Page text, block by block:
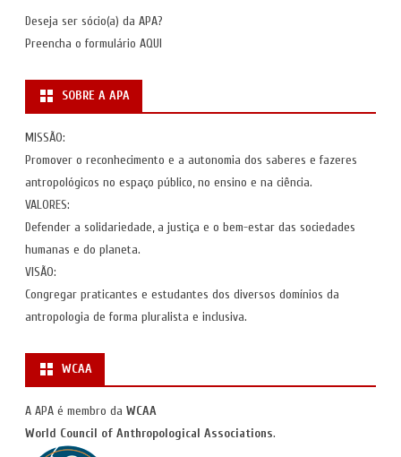
Deseja ser sócio(a) da APA?
Preencha o formulário AQUI
SOBRE A APA
MISSÃO:
Promover o reconhecimento e a autonomia dos saberes e fazeres
antropológicos no espaço público, no ensino e na ciência.
VALORES:
Defender a solidariedade, a justiça e o bem-estar das sociedades
humanas e do planeta.
VISÃO:
Congregar praticantes e estudantes dos diversos domínios da
antropologia de forma pluralista e inclusiva.
WCAA
A APA é membro da WCAA
World Council of Anthropological Associations.